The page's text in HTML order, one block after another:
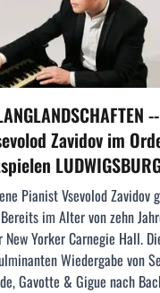
--
Zavidov im
Pianist Vsevolod Zavidov
im Alter von zehn
Yorker Carnegie Hall.
Wiedergabe von
Gavotte & Gigue nach